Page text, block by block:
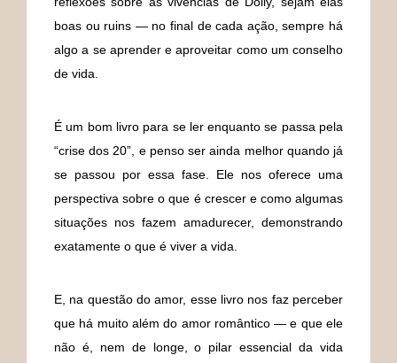
boas ou ruins — no final de cada ação, sempre há
algo a se aprender e aproveitar como um conselho
de vida.
É um bom livro para se ler enquanto se passa pela
“crise dos 20”, e penso ser ainda melhor quando já
se passou por essa fase. Ele nos oferece uma
perspectiva sobre o que é crescer e como algumas
situações nos fazem amadurecer, demonstrando
exatamente o que é viver a vida.
E, na questão do amor, esse livro nos faz perceber
que há muito além do amor romântico — e que ele
não é, nem de longe, o pilar essencial da vida